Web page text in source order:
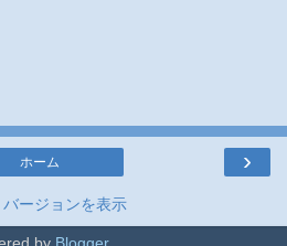
›
ホーム
バージョンを表示